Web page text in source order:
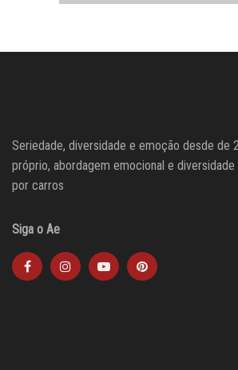
Seriedade, diversidade e emoção desde de
próprio, abordagem emocional e
por carros
Siga o Ae